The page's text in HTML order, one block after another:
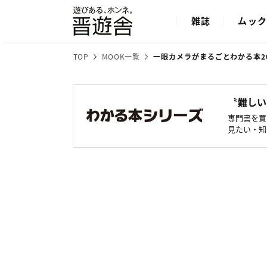
雑誌 ムック
TOP MOOK一覧 一眼カメラがまるごとわかる本
〝難し
専門書を
見たい・